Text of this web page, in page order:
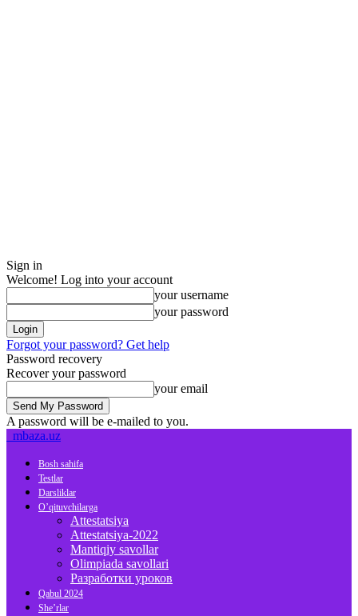
Sign in
Welcome! Log into your account
your username
your password
Forgot your password? Get help
Password recovery
Recover your password
your email
A password will be e-mailed to you.
mbaza.uz
Bosh sahifa
Testlar
Darsliklar
O’qituvchilarga
Attestatsiya
Attestatsiya-2022
Mantiqiy savollar
Olimpiada savollari
Разработки уроков
Qabul 2024
She’rlar